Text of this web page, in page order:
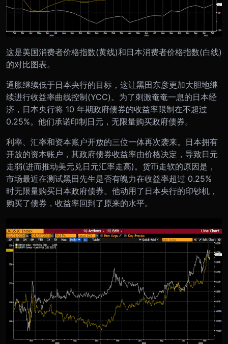
这是美国消费者价格指数(黄线)和日本消费者价格指数(白线)
的对比图表。
通胀继续低于日本央行的目标，这让黑田东彦更加大胆地继
续进行收益率曲线控制(YCC)。为了刺激奄奄一息的日本经
济，日本央行将 10 年期政府债券的收益率限制在不超过
0.25%。他们承诺印制日元，无限量购买政府债券。
利率、汇率和资本账户开放的三位一体再次袭来。日本拥有
开放的资本账户，其政府债券收益率由价格决定，导致日元
走弱(进而推动美元兑日元汇率走高)。货币走软的原因是，
市场最近在测试黑田先生是否有魄力在收益率超过 0.25%
时无限量购买日本政府债券。他动用了日本央行的印钞机，
购买了债券，收益率回到了原来的水平。